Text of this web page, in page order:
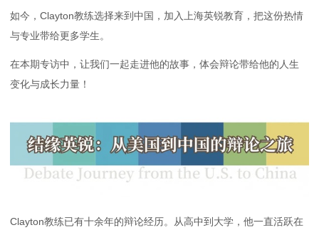
如今，Clayton教练选择来到中国，加入上海英锐教育，把这份热情
与专业带给更多学生。
在本期专访中，让我们一起走进他的故事，体会辩论带给他的人生
变化与成长力量！
Clayton教练已有十余年的辩论经历。从高中到大学，他一直活跃在